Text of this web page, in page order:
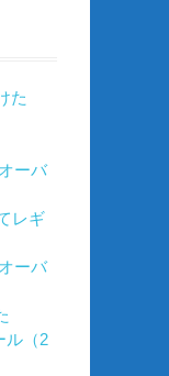
た
ーバ
レギ
ーバ
ル（2